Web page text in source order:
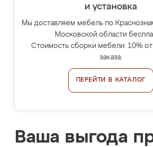
и установка
Мы доставляем мебель по
Московской области
Стоимость сборки мебели: 10%
заказа.
ПЕРЕЙТИ В КАТАЛОГ
Ваша выгода